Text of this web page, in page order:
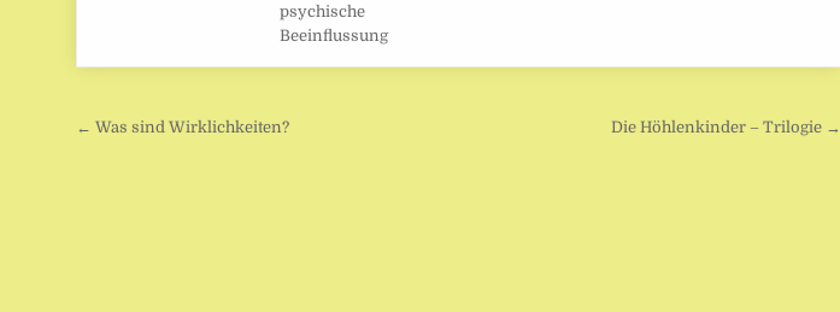
psychische
Beeinflussung
Beitragsnavigation
← Was sind Wirklichkeiten? Die Höhlenkinder – Trilogie →